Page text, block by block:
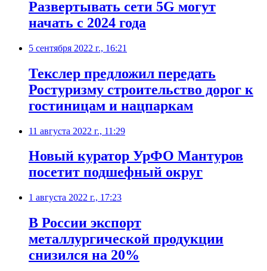
Развертывать сети 5G могут
начать с 2024 года
5 сентября 2022 г., 16:21
Текслер предложил передать
Ростуризму строительство дорог к
гостиницам и нацпаркам
11 августа 2022 г., 11:29
Новый куратор УрФО Мантуров
посетит подшефный округ
1 августа 2022 г., 17:23
В России экспорт
металлургической продукции
снизился на 20%